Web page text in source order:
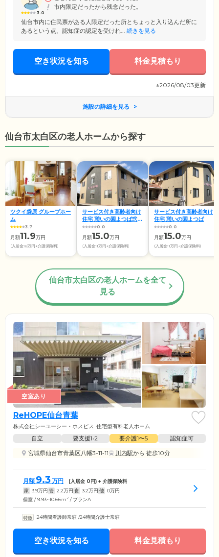
3.0
市内限定だったから残念だった。
仙台市内に住民票がある人限定だった所とちょっと入り込んだ所に
あるという点。認知症の認定を受けれ... 続きを見る
空き状況を知る 料金見積もり
※2026/08/03更新
施設の詳細を見る
仙台市太白区の老人ホームから探す
ツクイ袋原 グループホー
ム
3.7
月額11.9万円
(入居金18万円+介護保険料)
サービス付き高齢者向け
住宅 憩いの園よつば弐号
館
0.0
月額15.0万円
(入居金11万円+介護保険料)
サービス付き高齢者向け
住宅 憩いの園よつば
0.0
月額15.0万円
(入居金11万円+介護保険料)
仙台市太白区の老人ホームを全て
見る
空室あり
ReHOPE仙台青葉
株式会社シーユーシー・ホスピス 住宅型有料老人ホーム
自立 要支援1•2 要介護1〜5
認知症可
宮城県仙台市青葉区八幡3-11-11
川内駅から 徒歩10分
月額 9.3 万円 (入居金 0円) + 介護保険料
家 3.9万円 管 2.2万円 食 3.2万円 他 0万円
個室 / 9.93~10.66m2 / プランA
24時間看護師常駐 /24時間介護士常駐
空き状況を知る 料金見積もり